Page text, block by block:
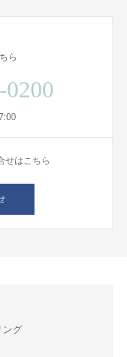
ら
0200
せはこちら
ング